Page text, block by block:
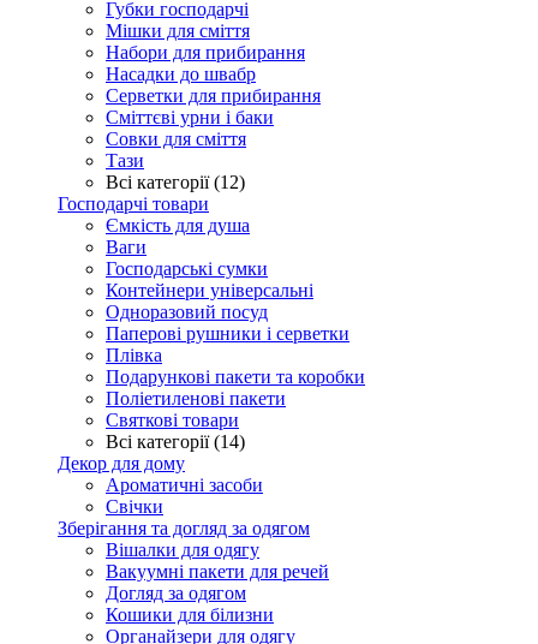
Губки господарчі
Мішки для сміття
Набори для прибирання
Насадки до швабр
Серветки для прибирання
Сміттєві урни і баки
Совки для сміття
Тази
Всі категорії (12)
Господарчі товари
Ємкість для душа
Ваги
Господарські сумки
Контейнери універсальні
Одноразовий посуд
Паперові рушники і серветки
Плівка
Подарункові пакети та коробки
Поліетиленові пакети
Святкові товари
Всі категорії (14)
Декор для дому
Ароматичні засоби
Свічки
Зберігання та догляд за одягом
Вішалки для одягу
Вакуумні пакети для речей
Догляд за одягом
Кошики для білизни
Органайзери для одягу